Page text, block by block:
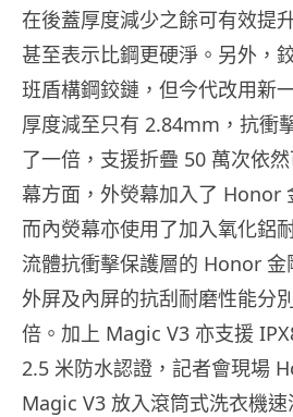
在後蓋厚度減少之餘可有效提
甚至表示比鋼更硬淨。另外，
班盾構鋼鉸鏈，但今代改用新
厚度減至只有 2.84mm，抗衝
了一倍，支援折疊 50 萬次依
幕方面，外熒幕加入了 Honor
而內熒幕亦使用了加入氧化鋁
流體抗衝擊保護層的 Honor
外屏及內屏的抗刮耐磨性能分
倍。加上 Magic V3 亦支援
2.5 米防水認證，記者會現場
Magic V3 放入滾筒式洗衣機速